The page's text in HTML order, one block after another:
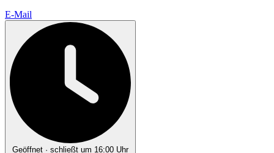
E-Mail
Geöffnet · schließt um 16:00 Uhr